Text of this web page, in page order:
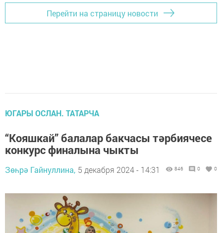
Перейти на страницу новости
ЮГАРЫ ОСЛАН. ТАТАРЧА
“Кояшкай” балалар бакчасы тәрбиячесе
конкурс финалына чыкты
Зөһрә Гайнуллина, 5 декабря 2024 - 14:31 846 0 0